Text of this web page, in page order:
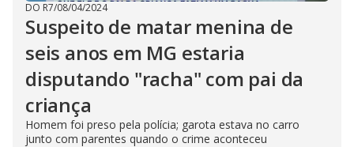
DO R7/08/04/2024
Suspeito de matar menina de
seis anos em MG estaria
disputando "racha" com pai da
criança
Homem foi preso pela polícia; garota estava no carro
junto com parentes quando o crime aconteceu